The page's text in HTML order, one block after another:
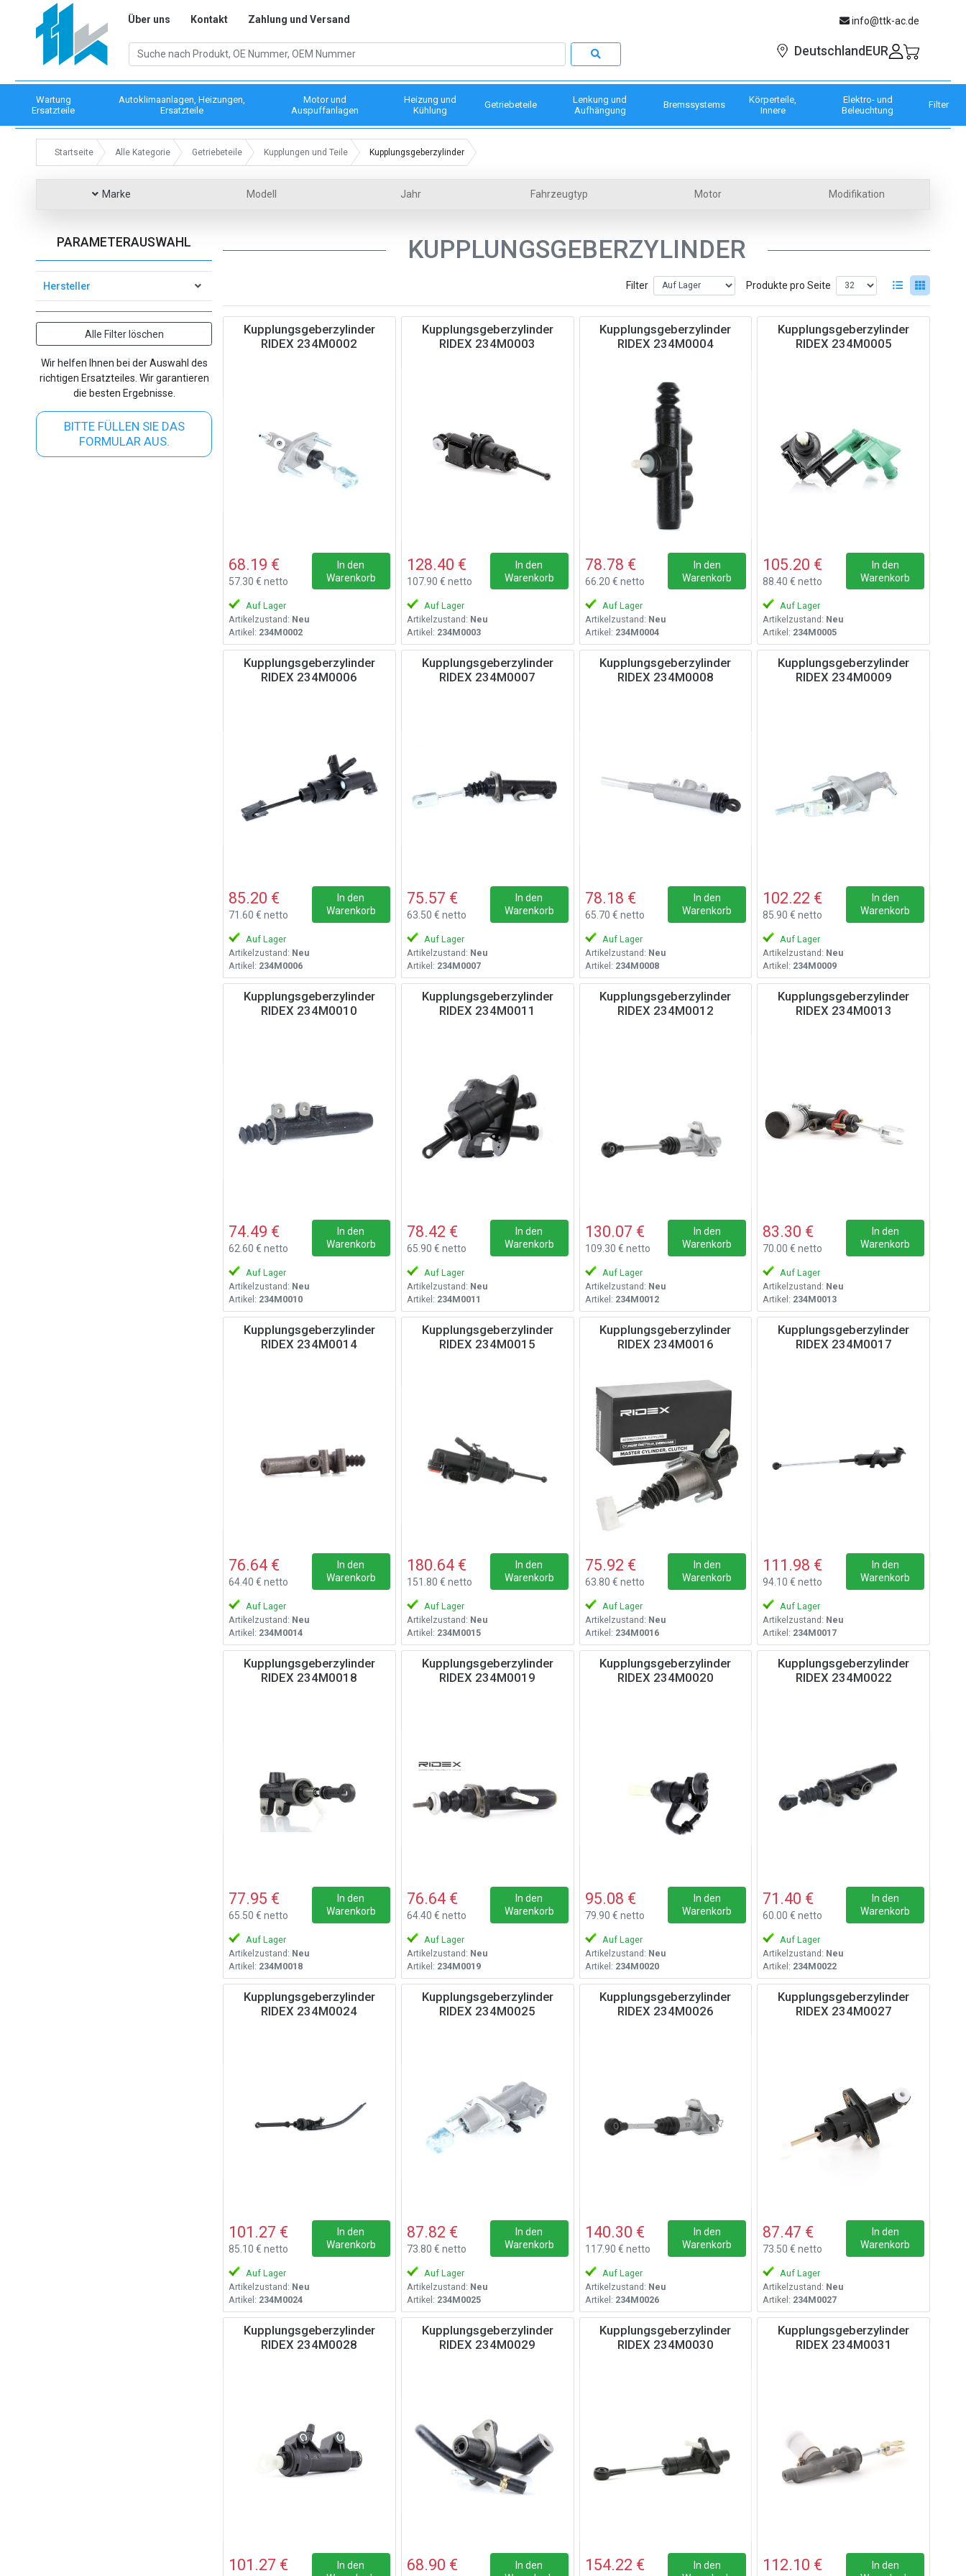
Über uns Kontakt Zahlung und Versand info@ttk-ac.de
Deutschland EUR
Wartung
Ersatzteile
Autoklimaanlagen, Heizungen,
Ersatzteile
Motor und
Auspuffanlagen
Heizung und
Kühlung
Getriebeteile
Lenkung und
Aufhängung
Bremssystems
Körperteile,
Innere
Elektro- und
Beleuchtung
Filter
Startseite Alle Kategorie Getriebeteile Kupplungen und Teile Kupplungsgeberzylinder
Marke Modell Jahr Fahrzeugtyp Motor Modifikation
PARAMETERAUSWAHL
Hersteller
Alle Filter löschen
Wir helfen Ihnen bei der Auswahl des
richtigen Ersatzteiles. Wir garantieren
die besten Ergebnisse.
BITTE FÜLLEN SIE DAS
FORMULAR AUS.
KUPPLUNGSGEBERZYLINDER
Filter Produkte pro Seite
Kupplungsgeberzylinder
RIDEX 234M0002
68.19 €
57.30 € netto
In den
Warenkorb
Auf Lager
Artikelzustand: Neu
Artikel: 234M0002
Kupplungsgeberzylinder
RIDEX 234M0003
128.40 €
107.90 € netto
In den
Warenkorb
Auf Lager
Artikelzustand: Neu
Artikel: 234M0003
Kupplungsgeberzylinder
RIDEX 234M0004
78.78 €
66.20 € netto
In den
Warenkorb
Auf Lager
Artikelzustand: Neu
Artikel: 234M0004
Kupplungsgeberzylinder
RIDEX 234M0005
105.20 €
88.40 € netto
In den
Warenkorb
Auf Lager
Artikelzustand: Neu
Artikel: 234M0005
Kupplungsgeberzylinder
RIDEX 234M0006
85.20 €
71.60 € netto
In den
Warenkorb
Auf Lager
Artikelzustand: Neu
Artikel: 234M0006
Kupplungsgeberzylinder
RIDEX 234M0007
75.57 €
63.50 € netto
In den
Warenkorb
Auf Lager
Artikelzustand: Neu
Artikel: 234M0007
Kupplungsgeberzylinder
RIDEX 234M0008
78.18 €
65.70 € netto
In den
Warenkorb
Auf Lager
Artikelzustand: Neu
Artikel: 234M0008
Kupplungsgeberzylinder
RIDEX 234M0009
102.22 €
85.90 € netto
In den
Warenkorb
Auf Lager
Artikelzustand: Neu
Artikel: 234M0009
Kupplungsgeberzylinder
RIDEX 234M0010
74.49 €
62.60 € netto
In den
Warenkorb
Auf Lager
Artikelzustand: Neu
Artikel: 234M0010
Kupplungsgeberzylinder
RIDEX 234M0011
78.42 €
65.90 € netto
In den
Warenkorb
Auf Lager
Artikelzustand: Neu
Artikel: 234M0011
Kupplungsgeberzylinder
RIDEX 234M0012
130.07 €
109.30 € netto
In den
Warenkorb
Auf Lager
Artikelzustand: Neu
Artikel: 234M0012
Kupplungsgeberzylinder
RIDEX 234M0013
83.30 €
70.00 € netto
In den
Warenkorb
Auf Lager
Artikelzustand: Neu
Artikel: 234M0013
Kupplungsgeberzylinder
RIDEX 234M0014
76.64 €
64.40 € netto
In den
Warenkorb
Auf Lager
Artikelzustand: Neu
Artikel: 234M0014
Kupplungsgeberzylinder
RIDEX 234M0015
180.64 €
151.80 € netto
In den
Warenkorb
Auf Lager
Artikelzustand: Neu
Artikel: 234M0015
Kupplungsgeberzylinder
RIDEX 234M0016
75.92 €
63.80 € netto
In den
Warenkorb
Auf Lager
Artikelzustand: Neu
Artikel: 234M0016
Kupplungsgeberzylinder
RIDEX 234M0017
111.98 €
94.10 € netto
In den
Warenkorb
Auf Lager
Artikelzustand: Neu
Artikel: 234M0017
Kupplungsgeberzylinder
RIDEX 234M0018
77.95 €
65.50 € netto
In den
Warenkorb
Auf Lager
Artikelzustand: Neu
Artikel: 234M0018
Kupplungsgeberzylinder
RIDEX 234M0019
76.64 €
64.40 € netto
In den
Warenkorb
Auf Lager
Artikelzustand: Neu
Artikel: 234M0019
Kupplungsgeberzylinder
RIDEX 234M0020
95.08 €
79.90 € netto
In den
Warenkorb
Auf Lager
Artikelzustand: Neu
Artikel: 234M0020
Kupplungsgeberzylinder
RIDEX 234M0022
71.40 €
60.00 € netto
In den
Warenkorb
Auf Lager
Artikelzustand: Neu
Artikel: 234M0022
Kupplungsgeberzylinder
RIDEX 234M0024
101.27 €
85.10 € netto
In den
Warenkorb
Auf Lager
Artikelzustand: Neu
Artikel: 234M0024
Kupplungsgeberzylinder
RIDEX 234M0025
87.82 €
73.80 € netto
In den
Warenkorb
Auf Lager
Artikelzustand: Neu
Artikel: 234M0025
Kupplungsgeberzylinder
RIDEX 234M0026
140.30 €
117.90 € netto
In den
Warenkorb
Auf Lager
Artikelzustand: Neu
Artikel: 234M0026
Kupplungsgeberzylinder
RIDEX 234M0027
87.47 €
73.50 € netto
In den
Warenkorb
Auf Lager
Artikelzustand: Neu
Artikel: 234M0027
Kupplungsgeberzylinder
RIDEX 234M0028
101.27 €
In den
Kupplungsgeberzylinder
RIDEX 234M0029
68.90 €
In den
Kupplungsgeberzylinder
RIDEX 234M0030
154.22 €
In den
Kupplungsgeberzylinder
RIDEX 234M0031
112.10 €
In den